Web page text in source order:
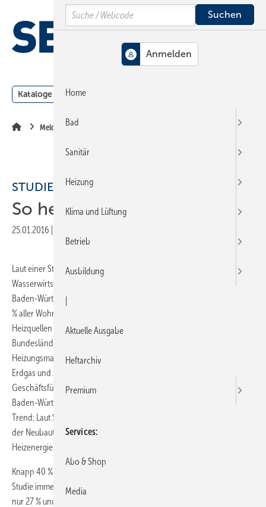
Hauptinhalt
Hauptmenü
SiteSearch
Kataloge Meldungen
Meldungen
STUDIE
So heizt Baden-Württemberg
25.01.2016
Laut einer Studie des Bundesverbandes der Energie- und
Wasserwirtschaft BDEW zum Heizungsmarkt werden Wohnungen in
Baden-Württemberg in mehr als 35 % mit Erdgas beheizt. Bei über 36
% aller Wohnungen greifen die Verbraucher auf zusätzliche
Heizquellen zurück wie Pelletöfen oder Solarthermie. Im Vergleich der
Bundesländer nimmt Solarthermie sogar einen Spitzenplatz ein. „Im
Heizungsmarkt zeichnet sich ein klarer Trend weg vom Öl, hin zum
Erdgas und zu erneuerbaren Energien ab“, sagt Torsten Höck,
Geschäftsführer des Verbandes für Energie- und Wasserwirtschaft
Baden-Württemberg VfEW. Gerade bei Neubauten verstärkt sich der
Trend: Laut Statistischem Landesamt waren in 2014 in über der Hälfte
der Neubauten erneuerbare Energien die beliebteste Quelle für
Heizenergie.
Knapp 40 % der Wohnungen in Baden-Württemberg werden nach der
Studie immer noch mit Öl beheizt. Bundesweit liegen Ölheizungen bei
nur 27 % und sind somit in Baden-Württemberg noch häufiger im
Search
Home
Bad
Sanitär
Heizung
Klima und Lüftung
Betrieb
Ausbildung
Aktuelle Ausgabe
Heftarchiv
Premium
Services
Abo & Shop
Media